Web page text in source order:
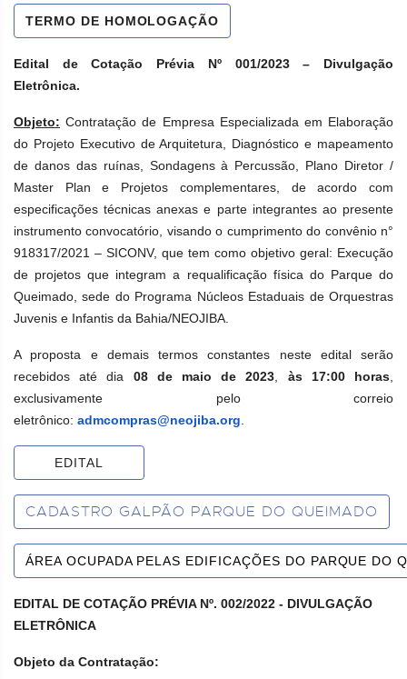
TERMO DE HOMOLOGAÇÃO
Edital de Cotação Prévia Nº 001/2023 – Divulgação
Eletrônica.
Objeto: Contratação de Empresa Especializada em Elaboração
do Projeto Executivo de Arquitetura, Diagnóstico e mapeamento
de danos das ruínas, Sondagens à Percussão, Plano Diretor /
Master Plan e Projetos complementares, de acordo com
especificações técnicas anexas e parte integrantes ao presente
instrumento convocatório, visando o cumprimento do convênio n°
918317/2021 – SICONV, que tem como objetivo geral: Execução
de projetos que integram a requalificação física do Parque do
Queimado, sede do Programa Núcleos Estaduais de Orquestras
Juvenis e Infantis da Bahia/NEOJIBA.
A proposta e demais termos constantes neste edital serão
recebidos até dia 08 de maio de 2023 às 17:00 horas
exclusivamente pelo correio
eletrônico: admcompras@neojiba.org
EDITAL
CADASTRO GALPÃO PARQUE DO QUEIMADO
ÁREA OCUPADA PELAS EDIFICAÇÕES DO PARQUE DO
EDITAL DE COTAÇÃO PRÉVIA Nº. 002/2022 - DIVULGAÇÃO
ELETRÔNICA
Objeto da Contratação: